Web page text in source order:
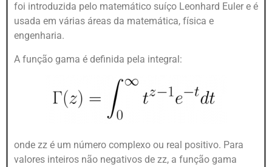
foi introduzida pelo matemático suíço Leonhard Euler e é
usada em várias áreas da matemática, física e
engenharia.
A função gama é definida pela integral:
onde zz é um número complexo ou real positivo. Para
valores inteiros não negativos de zz, a função gama